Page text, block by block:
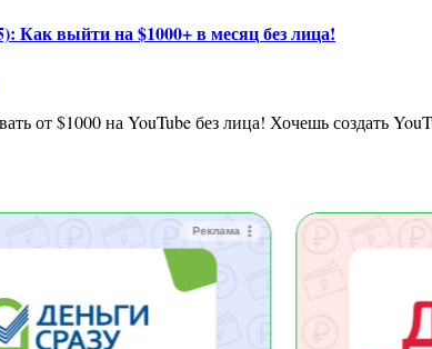
Как выйти на $1000+ в месяц без лица!
от $1000 на YouTube без лица! Хочешь создать
Реклама